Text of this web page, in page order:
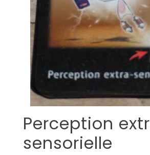
Perception
sensorielle